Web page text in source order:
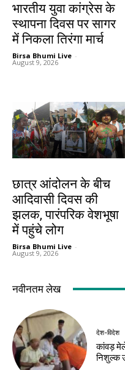
भारतीय युवा कांग्रेस के
स्थापना दिवस पर सागर
में निकला तिरंगा मार्च
Birsa Bhumi Live -
August 9, 2026
छात्र आंदोलन के बीच
आदिवासी दिवस की
झलक, पारंपरिक वेशभूषा
में पहुंचे लोग
Birsa Bhumi Live -
August 9, 2026
जमशेदपुर
शहीद निर्मल महतो के